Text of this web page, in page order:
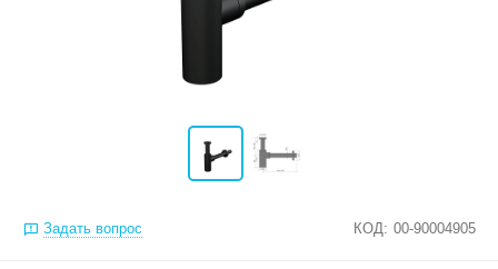
Задать вопрос КОД: 00-90004905